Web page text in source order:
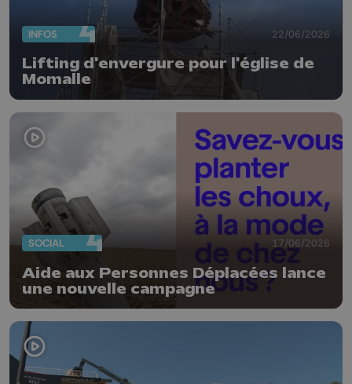
INFOS 22/06/2026
Lifting d'envergure pour l'église de
Momalle
SOCIAL 17/06/2026
Aide aux Personnes Déplacées lance
une nouvelle campagne